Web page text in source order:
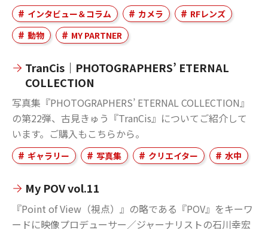
インタビュー＆コラム カメラ
RFレンズ
動物
MY PARTNER
TranCis｜PHOTOGRAPHERS’ ETERNAL
COLLECTION
写真集『PHOTOGRAPHERS’ ETERNAL COLLECTION』
の第22弾、古見きゅう『TranCis』についてご紹介して
います。ご購入もこちらから。
ギャラリー 写真集 クリエイター 水中
My POV vol.11
『Point of View（視点）』の略である『POV』をキーワ
ードに映像プロデューサー／ジャーナリストの石川幸宏